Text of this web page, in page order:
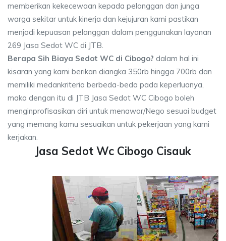
memberikan kekecewaan kepada pelanggan dan junga
warga sekitar untuk kinerja dan kejujuran kami pastikan
menjadi kepuasan pelanggan dalam penggunakan layanan
269 Jasa Sedot WC di JTB.
Berapa Sih Biaya Sedot WC di Cibogo? dalam hal ini
kisaran yang kami berikan diangka 350rb hingga 700rb dan
memiliki medankriteria berbeda-beda pada keperluanya,
maka dengan itu di JTB Jasa Sedot WC Cibogo boleh
menginprofisasikan diri untuk menawar/Nego sesuai budget
yang memang kamu sesuaikan untuk pekerjaan yang kami
kerjakan.
Jasa Sedot Wc Cibogo Cisauk